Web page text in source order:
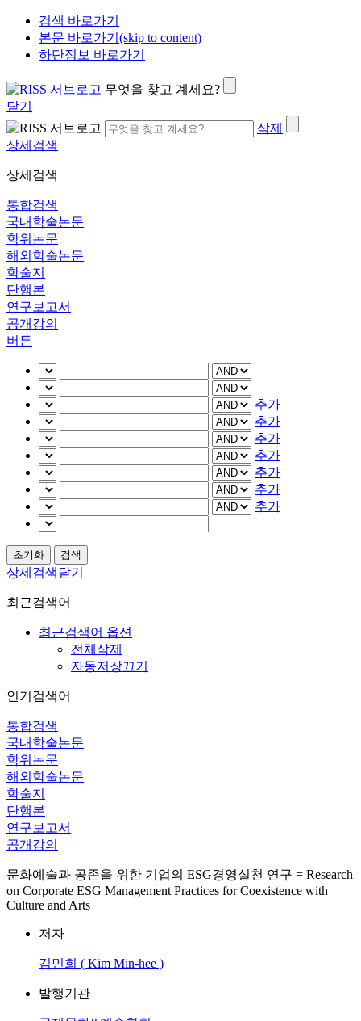
검색 바로가기
본문 바로가기(skip to content)
하단정보 바로가기
무엇을 찾고 계세요?
닫기
삭제
상세검색
상세검색
통합검색
국내학술논문
학위논문
해외학술논문
학술지
단행본
연구보고서
공개강의
버튼
추가
추가
추가
추가
추가
추가
추가
상세검색닫기
최근검색어
최근검색어 옵션
전체삭제
자동저장끄기
인기검색어
통합검색
국내학술논문
학위논문
해외학술논문
학술지
단행본
연구보고서
공개강의
문화예술과 공존을 위한 기업의 ESG경영실천 연구 = Research
on Corporate ESG Management Practices for Coexistence with
Culture and Arts
저자
김민희 ( Kim Min-hee )
발행기관